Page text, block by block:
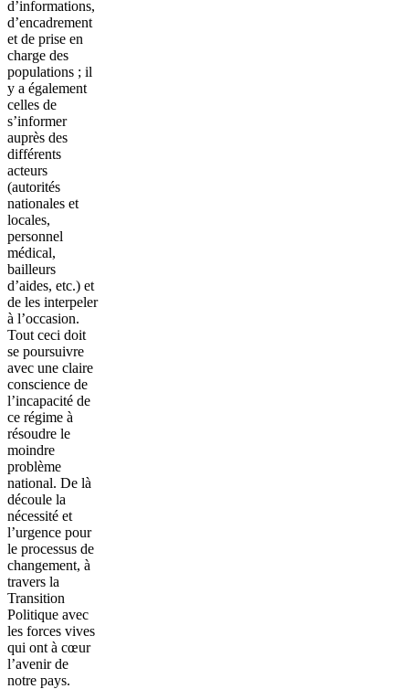
d’informations,
d’encadrement
et de prise en
charge des
populations ; il
y a également
celles de
s’informer
auprès des
différents
acteurs
(autorités
nationales et
locales,
personnel
médical,
bailleurs
d’aides, etc.) et
de les interpeler
à l’occasion.
Tout ceci doit
se poursuivre
avec une claire
conscience de
l’incapacité de
ce régime à
résoudre le
moindre
problème
national. De là
découle la
nécessité et
l’urgence pour
le processus de
changement, à
travers la
Transition
Politique avec
les forces vives
qui ont à cœur
l’avenir de
notre pays.